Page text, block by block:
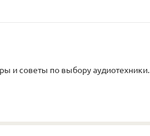
и советы по выбору аудиотехники.